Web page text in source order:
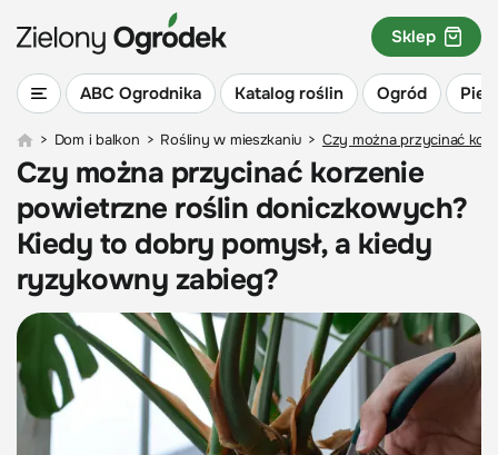
ABC Ogrodnika Katalog roślin Ogród
Sklep
> Dom i balkon > Rośliny w mieszkaniu > Czy można przycinać
Czy można przycinać korzenie
powietrzne roślin doniczkowych?
Kiedy to dobry pomysł, a kiedy
ryzykowny zabieg?